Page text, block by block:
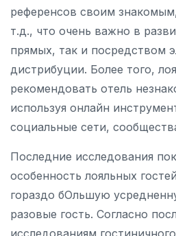
референсов своим
т.д., что очень важно в
прямых, так и посредством
дистрибуции. Более того,
рекомендовать отель
используя онлайн
социальные сети,
Последние исследования
особенность лояльных
гораздо бОльшую
разовые гость. Согласно
исследованиям